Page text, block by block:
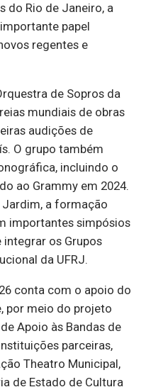
do Rio de Janeiro, a
papel
regentes e
de Sopros da
mundiais de obras
audições de
O grupo também
incluindo o
ao Grammy em 2024.
a formação
importantes simpósios
os Grupos
da UFRJ.
conta com o apoio do
por meio do projeto
Apoio às Bandas de
parceiras,
Theatro Municipal,
de Estado de Cultura